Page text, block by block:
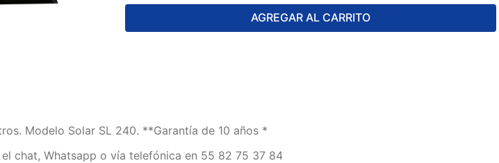
AGREGAR AL CARRITO
Modelo Solar SL 240. **Garantía de 10 años *
chat, Whatsapp o vía telefónica en 55 82 75 37 84